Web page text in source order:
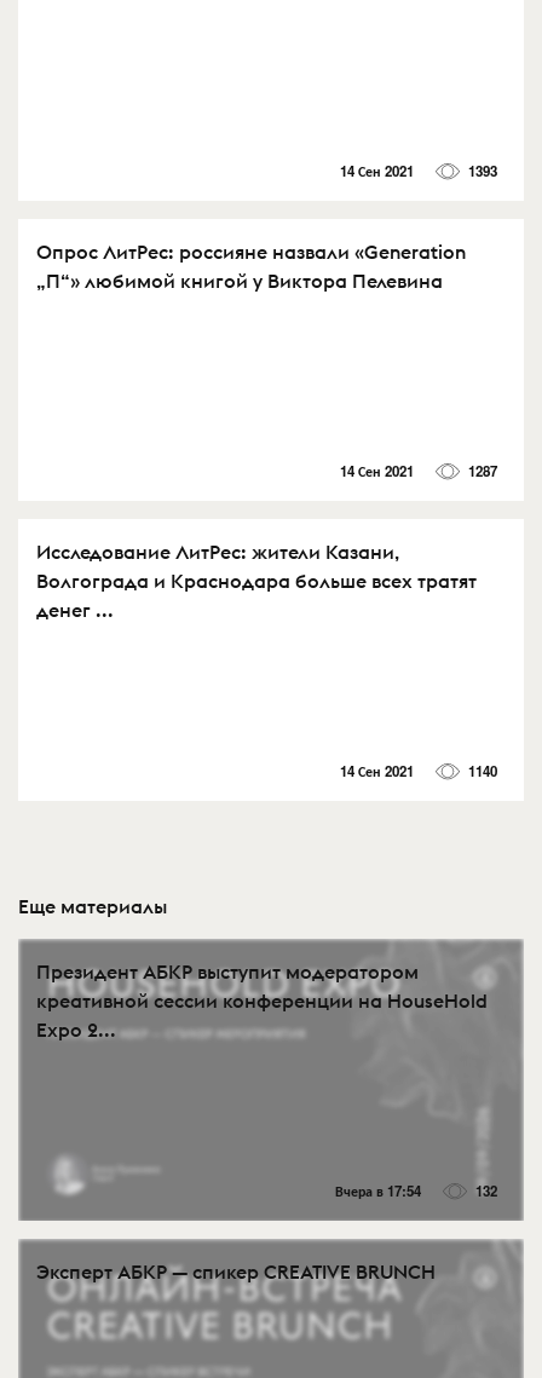
14 Сен 2021 1393
Опрос ЛитРес: россияне назвали «Generation
„П“» любимой книгой у Виктора Пелевина
14 Сен 2021 1287
Исследование ЛитРес: жители Казани,
Волгограда и Краснодара больше всех тратят
денег ...
14 Сен 2021 1140
Еще материалы
Президент АБКР выступит модератором
креативной сессии конференции на HouseHold
Expo 2...
Вчера в 17:54 132
Эксперт АБКР — спикер CREATIVE BRUNCH